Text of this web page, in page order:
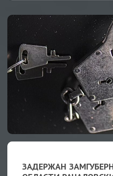
ЗАДЕРЖАН